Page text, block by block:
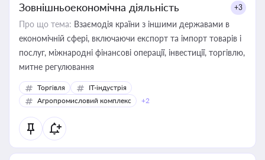
Зовнішньоекономічна діяльність +3
Про що тема: Взаємодія країни з іншими державами в
економічній сфері, включаючи експорт та імпорт товарів і
послуг, міжнародні фінансові операції, інвестиції, торгівлю,
митне регулювання
Торгівля
IT-індустрія
Агропромисловий комплекс
+2